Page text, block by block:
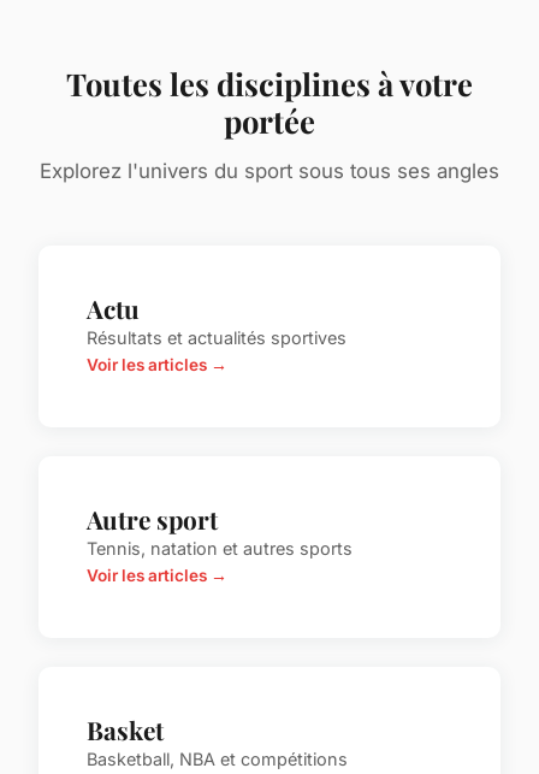
Toutes les disciplines à votre
portée
Explorez l'univers du sport sous tous ses angles
Actu
Résultats et actualités sportives
Voir les articles →
Autre sport
Tennis, natation et autres sports
Voir les articles →
Basket
Basketball, NBA et compétitions